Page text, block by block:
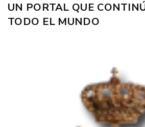
UN PORTAL QUE
TODO EL MUNDO